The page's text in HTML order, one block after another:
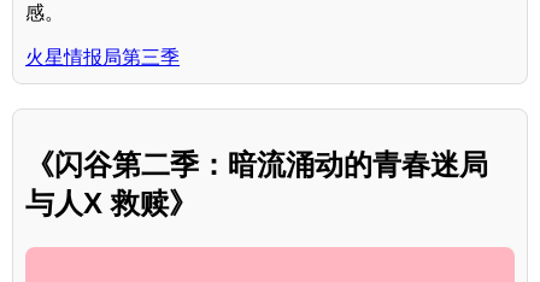
感。
火星情报局第三季
《闪谷第二季：暗流涌动的青春迷局
与人X 救赎》